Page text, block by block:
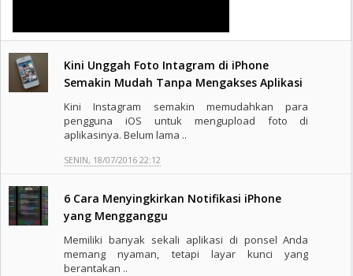
Kini Unggah Foto Intagram di iPhone
Semakin Mudah Tanpa Mengakses Aplikasi
Kini Instagram semakin memudahkan para
pengguna iOS untuk mengupload foto di
aplikasinya. Belum lama ..
SENIN, 18/07/2016 22:12
6 Cara Menyingkirkan Notifikasi iPhone
yang Mengganggu
Memiliki banyak sekali aplikasi di ponsel Anda
memang nyaman, tetapi layar kunci yang
berantakan ..